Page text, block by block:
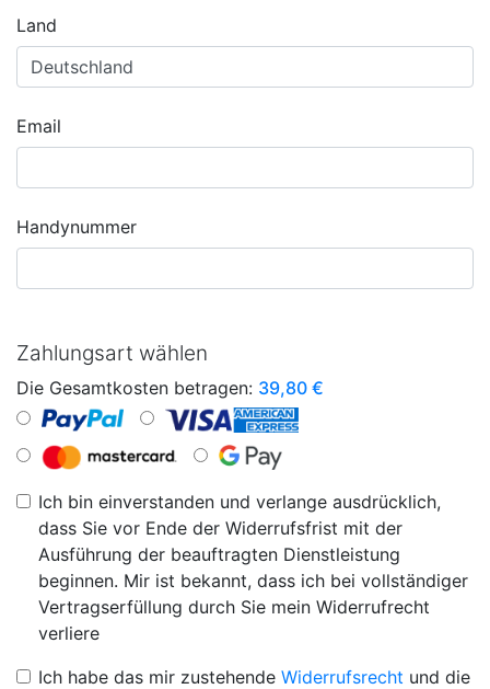
Land
Email
Handynummer
Zahlungsart wählen
Die Gesamtkosten betragen: 39,80 €
Ich bin einverstanden und verlange ausdrücklich,
dass Sie vor Ende der Widerrufsfrist mit der
Ausführung der beauftragten Dienstleistung
beginnen. Mir ist bekannt, dass ich bei vollständiger
Vertragserfüllung durch Sie mein Widerrufrecht
verliere
Ich habe das mir zustehende Widerrufsrecht und die